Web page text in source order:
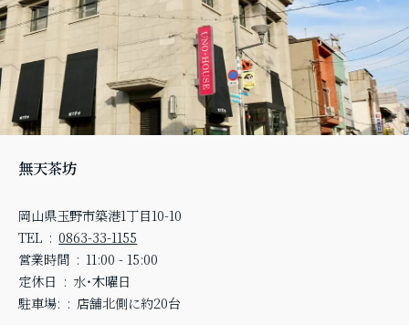
無天茶坊
岡山県玉野市築港1丁目10-10
TEL
0863-33-1155
営業時間
11:00 - 15:00
定休日
水・木曜日
駐車場:
店舗北側に約20台